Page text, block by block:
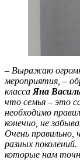
– Выражаю
мероприятия, –
класса Яна
что семья – это
необходимо
конечно, не
Очень правильно,
разных
которые нам